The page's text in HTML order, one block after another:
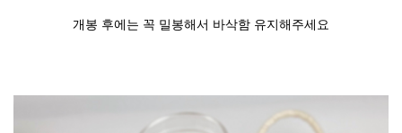
개봉 후에는 꼭 밀봉해서 바삭함 유지해주세요